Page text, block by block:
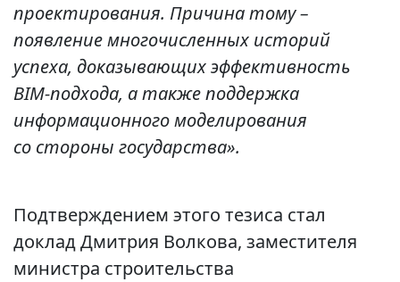
проектирования. Причина тому –
появление многочисленных историй
успеха, доказывающих эффективность
BIM‑подхода, а также поддержка
информационного моделирования
со стороны государства».
Подтверждением этого тезиса стал
доклад Дмитрия Волкова, заместителя
министра строительства